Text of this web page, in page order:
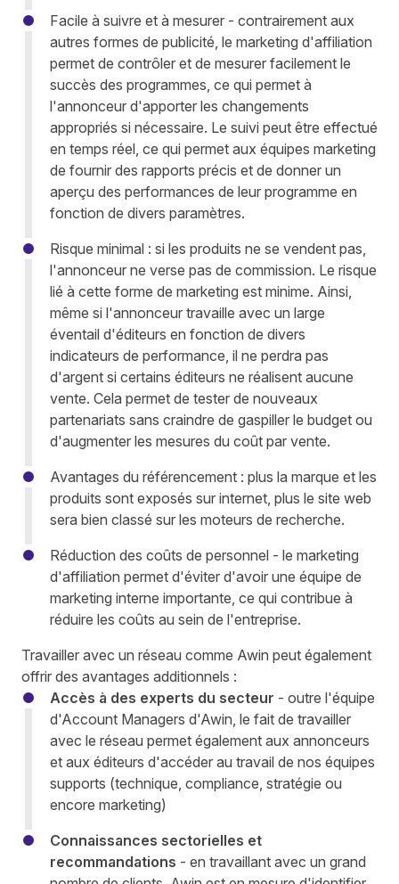
Facile à suivre et à mesurer - contrairement aux
autres formes de publicité, le marketing d'affiliation
permet de contrôler et de mesurer facilement le
succès des programmes, ce qui permet à
l'annonceur d'apporter les changements
appropriés si nécessaire. Le suivi peut être effectué
en temps réel, ce qui permet aux équipes marketing
de fournir des rapports précis et de donner un
aperçu des performances de leur programme en
fonction de divers paramètres.
Risque minimal : si les produits ne se vendent pas,
l'annonceur ne verse pas de commission. Le risque
lié à cette forme de marketing est minime. Ainsi,
même si l'annonceur travaille avec un large
éventail d'éditeurs en fonction de divers
indicateurs de performance, il ne perdra pas
d'argent si certains éditeurs ne réalisent aucune
vente. Cela permet de tester de nouveaux
partenariats sans craindre de gaspiller le budget ou
d'augmenter les mesures du coût par vente.
Avantages du référencement : plus la marque et les
produits sont exposés sur internet, plus le site web
sera bien classé sur les moteurs de recherche.
Réduction des coûts de personnel - le marketing
d'affiliation permet d'éviter d'avoir une équipe de
marketing interne importante, ce qui contribue à
réduire les coûts au sein de l'entreprise.
Travailler avec un réseau comme Awin peut également
offrir des avantages additionnels :
Accès à des experts du secteur - outre l'équipe
d'Account Managers d'Awin, le fait de travailler
avec le réseau permet également aux annonceurs
et aux éditeurs d'accéder au travail de nos équipes
supports (technique, compliance, stratégie ou
encore marketing)
Connaissances sectorielles et
recommandations - en travaillant avec un grand